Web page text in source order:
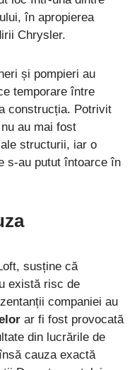
în apropierea
Chrysler.
și pompieri au
temporare între
construcția. Potrivit
au mai fost
structurii, iar o
s-au putut întoarce în
susține că
există risc de
companiei au
ar fi fost provocată
din lucrările de
cauza exactă